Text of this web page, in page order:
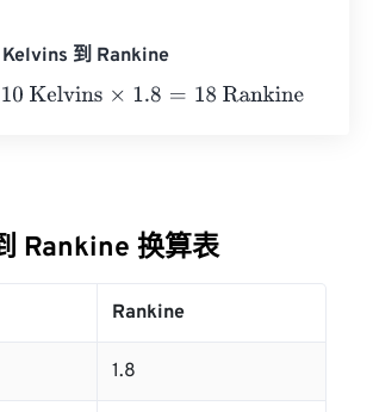
Kelvins 到 Rankine
×1.8= 18 Rankine
Rankine 换算表
Rankine
1.8